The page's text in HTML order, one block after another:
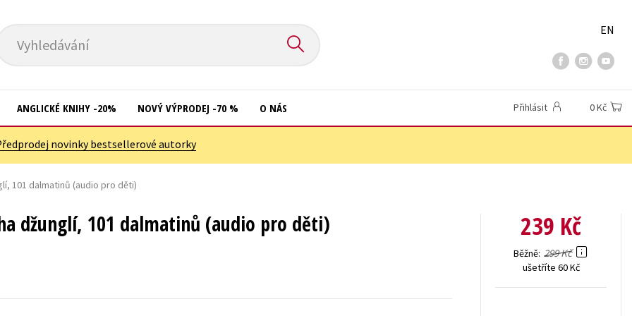
Vyhledávání
EN
Kuchařky
New Adult
Ostatní
Učebnice
ANGLICKÉ KNIHY -20% NOVÝ VÝPRODEJ -70 % O NÁS Přihlásit 0 Kč
novinky bestsellerové autorky
101 dalmatinů (audio pro děti)
džunglí, 101 dalmatinů (audio pro děti) 239 Kč
Běžně 299 Kč
ušetříte 60 Kč